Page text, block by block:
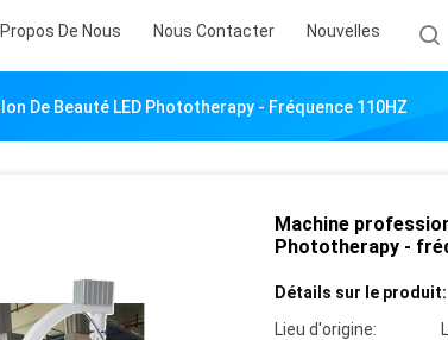
De Nous Nous Contacter Nouvelles
De Beauté LED Phototherapy - Fréquence 110HZ
Machine
Phototherapy -
Détails sur le produit:
Lieu d'origine: